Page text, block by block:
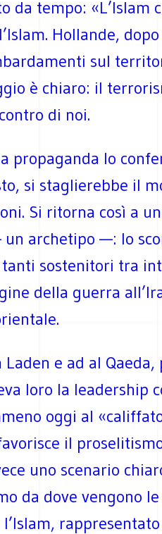
da tempo: «L’Islam
Hollande,
sul
è chiaro: il
di noi.
propaganda lo
si staglierebbe il
Si ritorna così a
archetipo —: lo
tanti sostenitori tra
della guerra
Laden e ad al
loro la leadership
oggi al
il
uno scenario
da dove vengono
rappresentato